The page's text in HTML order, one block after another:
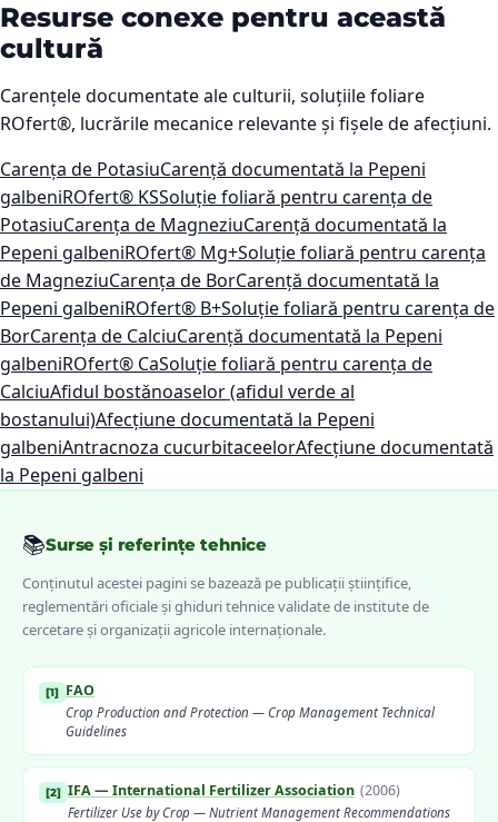
Resurse conexe pentru această
cultură
Carențele documentate ale culturii, soluțiile foliare
ROfert®, lucrările mecanice relevante și fișele de afecțiuni.
Carența de PotasiuCarență documentată la Pepeni
galbeniROfert® KSSoluție foliară pentru carența de
PotasiuCarența de MagneziuCarență documentată la
Pepeni galbeniROfert® Mg+Soluție foliară pentru carența
de MagneziuCarența de BorCarență documentată la
Pepeni galbeniROfert® B+Soluție foliară pentru carența de
BorCarența de CalciuCarență documentată la Pepeni
galbeniROfert® CaSoluție foliară pentru carența de
CalciuAfidul bostănoaselor (afidul verde al
bostanului)Afecțiune documentată la Pepeni
galbeniAntracnoza cucurbitaceelorAfecțiune documentată
la Pepeni galbeni
📚Surse și referințe tehnice
Conținutul acestei pagini se bazează pe publicații științifice,
reglementări oficiale și ghiduri tehnice validate de institute de
cercetare și organizații agricole internaționale.
[1] FAO
Crop Production and Protection — Crop Management Technical
Guidelines
[2] IFA — International Fertilizer Association (2006)
Fertilizer Use by Crop — Nutrient Management Recommendations